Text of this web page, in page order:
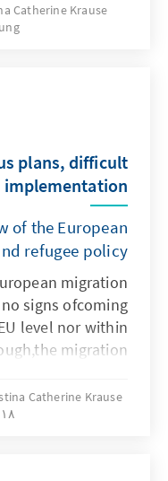
Catherine Krause
plans, difficult
implementation
of the European
refugee policy
migration
signs ofcoming
level nor within
migration
is resolvedand
are overcome.
Catherine Krause